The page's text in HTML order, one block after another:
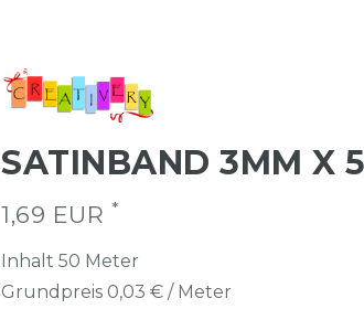
SATINBAND 3MM X
1,69 EUR *
Inhalt 50 Meter
Grundpreis 0,03 € / Meter